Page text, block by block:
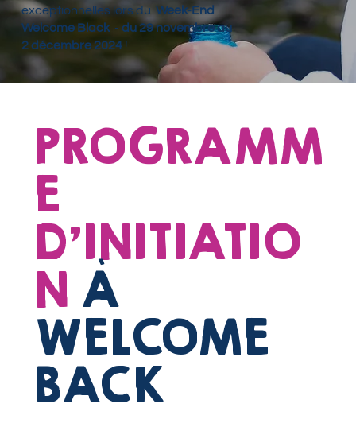
exceptionnelles lors duWeek-End
Welcome Black-du 29 novembre au
2 décembre 2024 !
PROGRAMM
E
D'INITIATIO
NÀ
WELCOME
BACK